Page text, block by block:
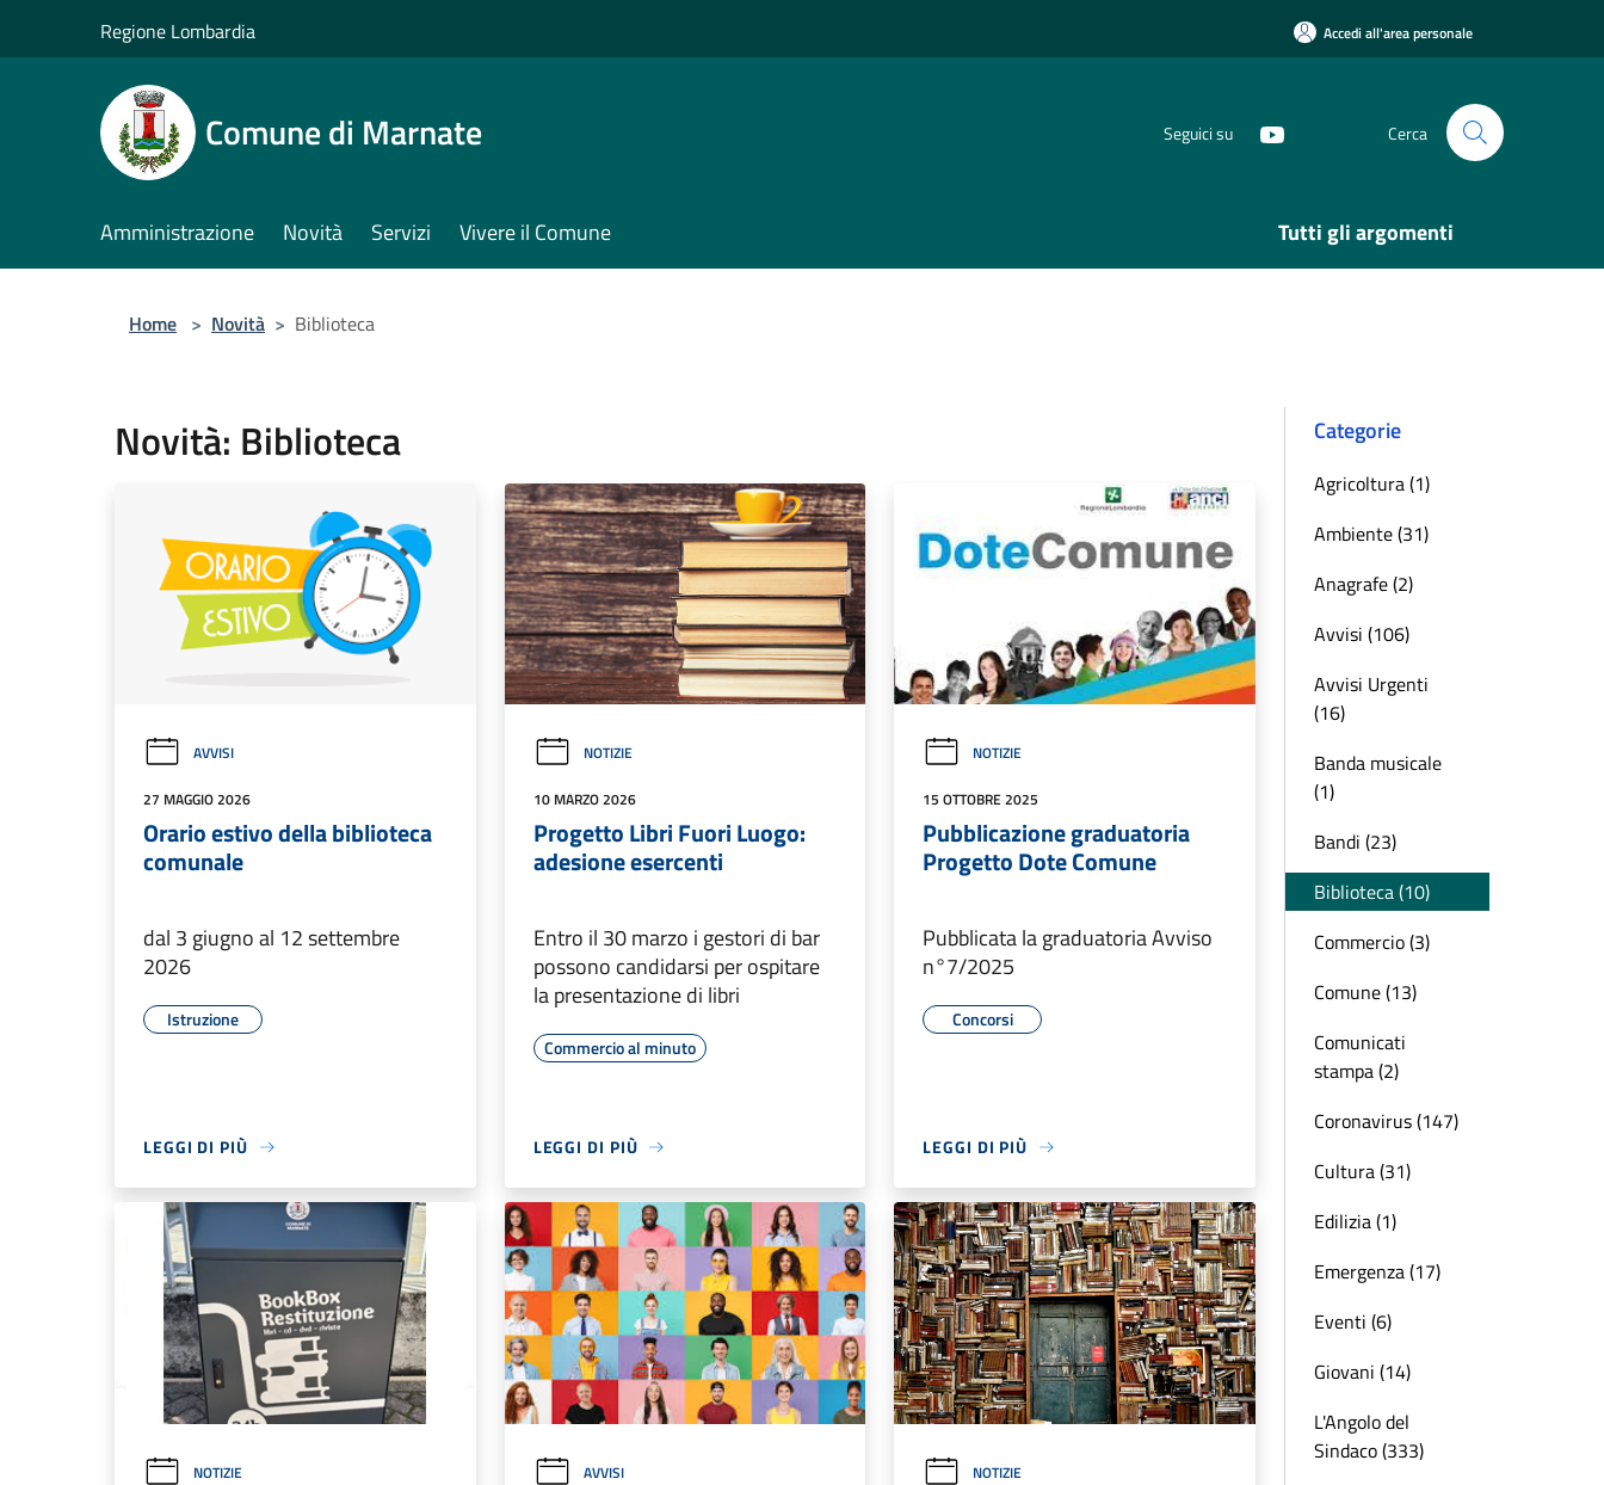
Regione Lombardia Accedi all'area personale
Comune di Marnate Seguici su Cerca
Amministrazione Novità Servizi Vivere il Comune Tutti gli argomenti
Home > Novità > Biblioteca
Novità: Biblioteca
AVVISI
27 MAGGIO 2026
Orario estivo della biblioteca
comunale
dal 3 giugno al 12 settembre
2026
Istruzione
LEGGI DI PIÙ
NOTIZIE
10 MARZO 2026
Progetto Libri Fuori Luogo:
adesione esercenti
Entro il 30 marzo i gestori di bar
possono candidarsi per ospitare
la presentazione di libri
Commercio al minuto
LEGGI DI PIÙ
NOTIZIE
15 OTTOBRE 2025
Pubblicazione graduatoria
Progetto Dote Comune
Pubblicata la graduatoria Avviso
n°7/2025
Concorsi
LEGGI DI PIÙ
NOTIZIE AVVISI NOTIZIE
Categorie
Agricoltura (1)
Ambiente (31)
Anagrafe (2)
Avvisi (106)
Avvisi Urgenti
(16)
Banda musicale
(1)
Bandi (23)
Biblioteca (10)
Commercio (3)
Comune (13)
Comunicati
stampa (2)
Coronavirus (147)
Cultura (31)
Edilizia (1)
Emergenza (17)
Eventi (6)
Giovani (14)
L'Angolo del
Sindaco (333)